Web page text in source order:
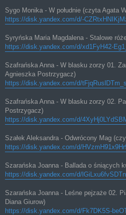
Sygo Monika - W południe (czyta Agata
https://disk.yandex.com/d/-
Syryńska Maria Magdalena - Stalowe
https://disk.yandex.com/d/xd1FyH42-
Szafrańska Anna - W blasku zorzy 01.
Agnieszka Postrzygacz)
https://disk.yandex.com/d/
Szafrańska Anna - W blasku zorzy 02.
Postrzygacz)
https://disk.yandex.com/d/
Szałek Aleksandra - Odwrócony Mag
https://disk.yandex.com/d/
Szarańska Joanna - Ballada o śniących
https://disk.yandex.com/d/
Szarańska Joanna - Leśne pejzaże 02.
Diana Giurow)
https://disk.yandex.com/d/Fk7DK5S-